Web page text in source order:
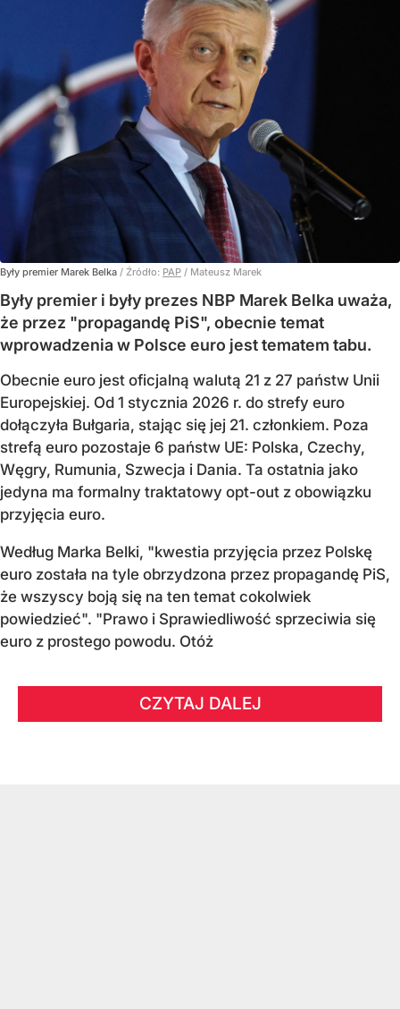
Były premier Marek Belka / Źródło: PAP / Mateusz Marek
Były premier i były prezes NBP Marek Belka uważa,
że przez "propagandę PiS", obecnie temat
wprowadzenia w Polsce euro jest tematem tabu.
Obecnie euro jest oficjalną walutą 21 z 27 państw Unii
Europejskiej. Od 1 stycznia 2026 r. do strefy euro
dołączyła Bułgaria, stając się jej 21. członkiem. Poza
strefą euro pozostaje 6 państw UE: Polska, Czechy,
Węgry, Rumunia, Szwecja i Dania. Ta ostatnia jako
jedyna ma formalny traktatowy opt-out z obowiązku
przyjęcia euro.
Według Marka Belki, "kwestia przyjęcia przez Polskę
euro została na tyle obrzydzona przez propagandę PiS,
że wszyscy boją się na ten temat cokolwiek
powiedzieć". "Prawo i Sprawiedliwość sprzeciwia się
euro z prostego powodu. Otóż
CZYTAJ DALEJ